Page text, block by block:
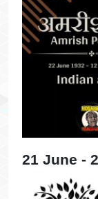
21 June -